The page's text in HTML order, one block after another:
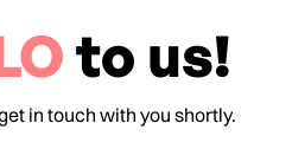
to us!
in touch with you shortly.